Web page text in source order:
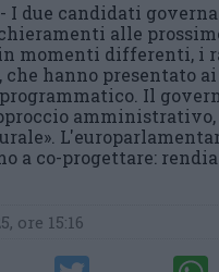
- I due candidati
alle
momenti differenti, i
hanno presentato ai
Il
amministrativo,
a co-progettare:
ore 15:16